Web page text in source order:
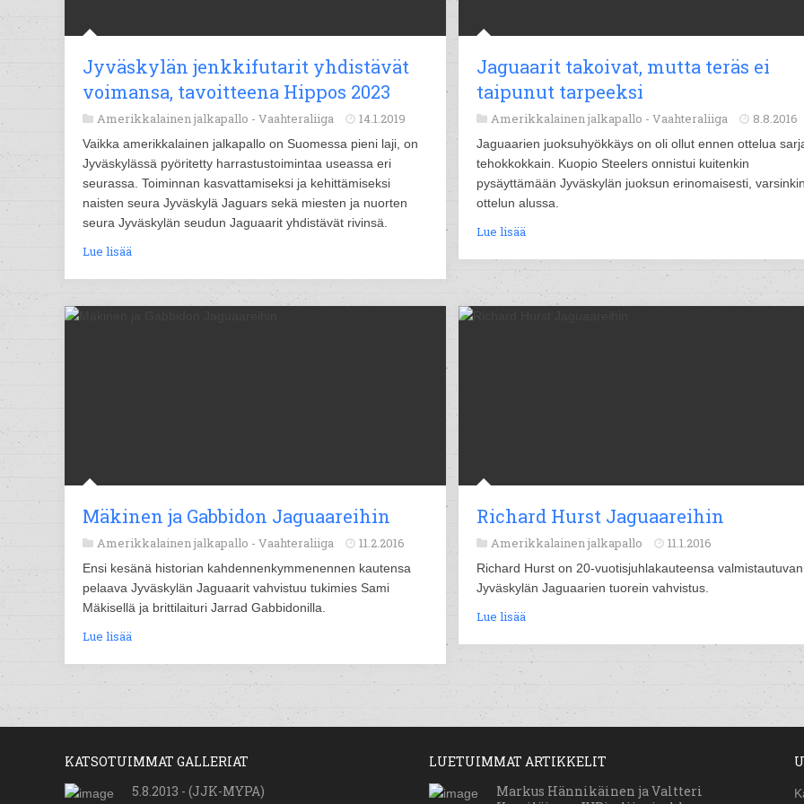
Jyväskylän jenkkifutarit yhdistävät
voimansa, tavoitteena Hippos 2023
Amerikkalainen jalkapallo - Vaahteraliiga 14.1.2019
Vaikka amerikkalainen jalkapallo on Suomessa pieni laji, on
Jyväskylässä pyöritetty harrastustoimintaa useassa eri
seurassa. Toiminnan kasvattamiseksi ja kehittämiseksi
naisten seura Jyväskylä Jaguars sekä miesten ja nuorten
seura Jyväskylän seudun Jaguaarit yhdistävät rivinsä.
Lue lisää
Jaguaarit takoivat, mutta teräs ei
taipunut tarpeeksi
Amerikkalainen jalkapallo - Vaahteraliiga 8.8.2016
Jaguaarien juoksuhyökkäys on oli ollut ennen ottelua
tehokkokkain. Kuopio Steelers onnistui kuitenkin
pysäyttämään Jyväskylän juoksun erinomaisesti,
ottelun alussa.
Lue lisää
Mäkinen ja Gabbidon Jaguaareihin
Amerikkalainen jalkapallo - Vaahteraliiga 11.2.2016
Ensi kesänä historian kahdennenkymmenennen kautensa
pelaava Jyväskylän Jaguaarit vahvistuu tukimies Sami
Mäkisellä ja brittilaituri Jarrad Gabbidonilla.
Lue lisää
Richard Hurst Jaguaareihin
Amerikkalainen jalkapallo 11.1.2016
Richard Hurst on 20-vuotisjuhlakauteensa valmistautuvan
Jyväskylän Jaguaarien tuorein vahvistus.
Lue lisää
KATSOTUIMMAT GALLERIAT
5.8.2013 - (JJK-MYPA)
LUETUIMMAT ARTIKKELIT
Markus Hännikäinen ja Valtteri